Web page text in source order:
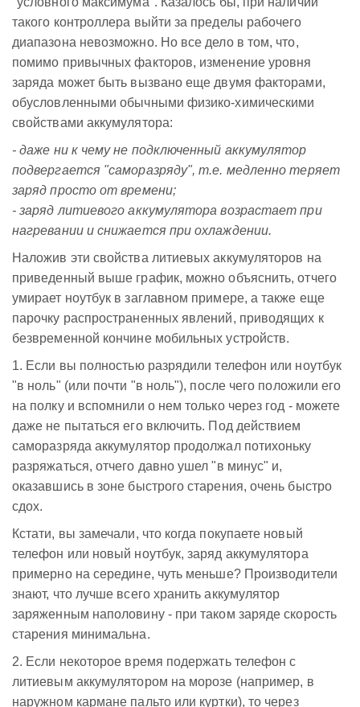
такого контроллера выйти за пределы рабочего
диапазона невозможно. Но все дело в том, что,
помимо привычных факторов, изменение уровня
заряда может быть вызвано еще двумя факторами,
обусловленными обычными физико-химическими
свойствами аккумулятора:
- даже ни к чему не подключенный аккумулятор
подвергается "саморазряду", т.е. медленно теряет
заряд просто от времени;
- заряд литиевого аккумулятора возрастает при
нагревании и снижается при охлаждении.
Наложив эти свойства литиевых аккумуляторов на
приведенный выше график, можно объяснить, отчего
умирает ноутбук в заглавном примере, а также еще
парочку распространенных явлений, приводящих к
безвременной кончине мобильных устройств.
1. Если вы полностью разрядили телефон или ноутбук
"в ноль" (или почти "в ноль"), после чего положили его
на полку и вспомнили о нем только через год - можете
даже не пытаться его включить. Под действием
саморазряда аккумулятор продолжал потихоньку
разряжаться, отчего давно ушел "в минус" и,
оказавшись в зоне быстрого старения, очень быстро
сдох.
Кстати, вы замечали, что когда покупаете новый
телефон или новый ноутбук, заряд аккумулятора
примерно на середине, чуть меньше? Производители
знают, что лучше всего хранить аккумулятор
заряженным наполовину - при таком заряде скорость
старения минимальна.
2. Если некоторое время подержать телефон с
литиевым аккумулятором на морозе (например, в
наружном кармане пальто или куртки), то через